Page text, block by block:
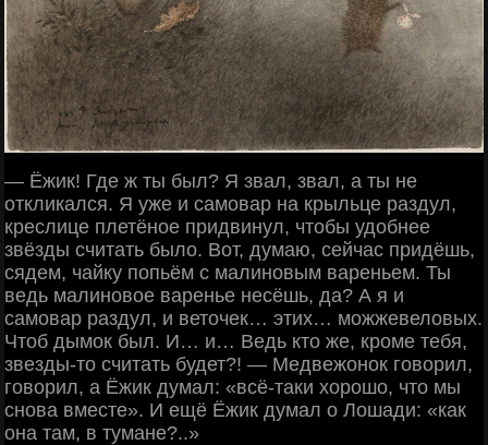
— Ёжик! Где ж ты был? Я звал, звал, а ты не
откликался. Я уже и самовар на крыльце раздул,
креслице плетёное придвинул, чтобы удобнее
звёзды считать было. Вот, думаю, сейчас придёшь,
сядем, чайку попьём с малиновым вареньем. Ты
ведь малиновое варенье несёшь, да? А я и
самовар раздул, и веточек… этих… можжевеловых.
Чтоб дымок был. И… и… Ведь кто же, кроме тебя,
звезды-то считать будет?! — Медвежонок говорил,
говорил, а Ёжик думал: «всё-таки хорошо, что мы
снова вместе». И ещё Ёжик думал о Лошади: «как
она там, в тумане?..»